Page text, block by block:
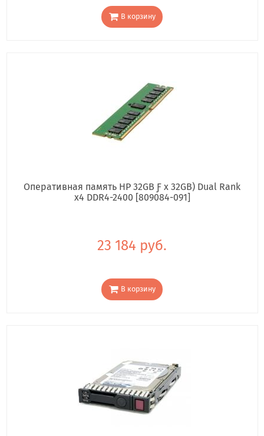
В корзину
Оперативная память HP 32GB Ƒ x 32GB) Dual Rank
x4 DDR4-2400 [809084-091]
23 184 руб.
В корзину